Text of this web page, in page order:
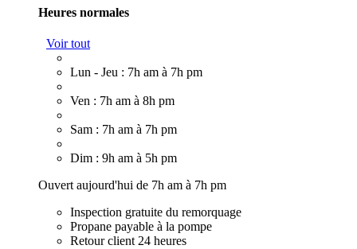
Heures normales
Voir tout
Lun - Jeu : 7h am à 7h pm
Ven : 7h am à 8h pm
Sam : 7h am à 7h pm
Dim : 9h am à 5h pm
Ouvert aujourd'hui de 7h am à 7h pm
Inspection gratuite du remorquage
Propane payable à la pompe
Retour client 24 heures